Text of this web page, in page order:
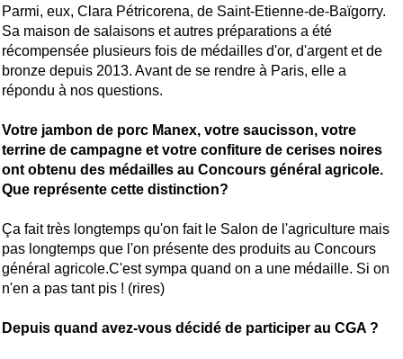
Parmi, eux, Clara Pétricorena, de Saint-Etienne-de-Baïgorry.
Sa maison de salaisons et autres préparations a été
récompensée plusieurs fois de médailles d'or, d'argent et de
bronze depuis 2013. Avant de se rendre à Paris, elle a
répondu à nos questions.
Votre jambon de porc Manex, votre saucisson, votre
terrine de campagne et votre confiture de cerises noires
ont obtenu des médailles au Concours général agricole.
Que représente cette distinction?
Ça fait très longtemps qu'on fait le Salon de l'agriculture mais
pas longtemps que l'on présente des produits au Concours
général agricole.C'est sympa quand on a une médaille. Si on
n'en a pas tant pis ! (rires)
Depuis quand avez-vous décidé de participer au CGA ?